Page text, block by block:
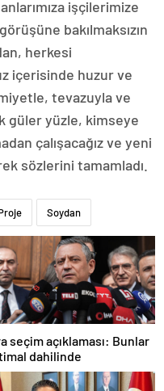
işçilerimize
bakılmaksızın
herkesi
içerisinde huzur ve
tevazuyla ve
güler yüzle, kimseye
çalışacağız ve yeni
sözlerini tamamladı.
Soydan
seçim açıklaması: Bunlar
dahilinde